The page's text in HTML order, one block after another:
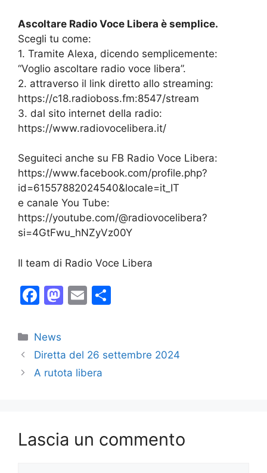
Ascoltare Radio Voce Libera è semplice.
Scegli tu come:
1. Tramite Alexa, dicendo semplicemente:
“Voglio ascoltare radio voce libera”.
2. attraverso il link diretto allo streaming:
https://c18.radioboss.fm:8547/stream
3. dal sito internet della radio:
https://www.radiovocelibera.it/
Seguiteci anche su FB Radio Voce Libera:
https://www.facebook.com/profile.php?
id=61557882024540&locale=it_IT
e canale You Tube:
https://youtube.com/@radiovocelibera?
si=4GtFwu_hNZyVz00Y
Il team di Radio Voce Libera
F
c
e
b
M
o
d
E
l
di
Categorie
News
Diretta del 26 settembre 2024
A rutota libera
Lascia un commento